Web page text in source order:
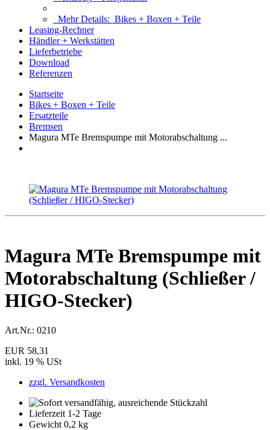
Mehr Details: Bikes + Boxen + Teile
Leasing-Rechner
Händler + Werkstätten
Lieferbetriebe
Download
Referenzen
Startseite
Bikes + Boxen + Teile
Ersatzteile
Bremsen
Magura MTe Bremspumpe mit Motorabschaltung ...
Magura MTe Bremspumpe mit
Motorabschaltung (Schließer /
HIGO-Stecker)
Art.Nr.: 0210
EUR 58,31
inkl. 19 % USt
zzgl. Versandkosten
Lieferzeit 1-2 Tage
Gewicht 0,2 kg